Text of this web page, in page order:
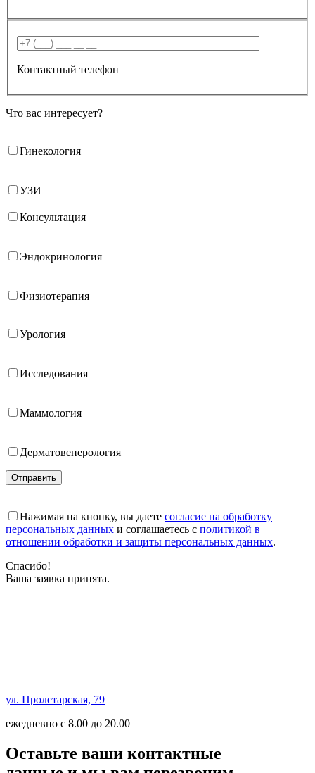
Контактный телефон
Что вас интересует?
Гинекология
УЗИ
Консультация
Эндокринология
Физиотерапия
Урология
Исследования
Маммология
Дерматовенерология
Отправить
Нажимая на кнопку, вы даете согласие на обработку
персональных данных и соглашаетесь с политикой в
отношении обработки и защиты персональных данных.
Спасибо!
Ваша заявка принята.
ул. Пролетарская, 79
ежедневно с 8.00 до 20.00
Оставьте ваши контактные